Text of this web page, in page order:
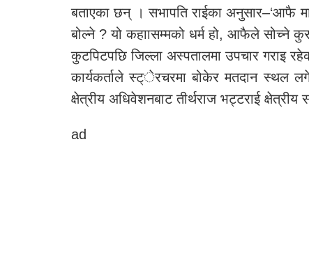
बताएका छन् । सभापति राईका अनुसार–‘आफै
बोल्ने ? यो कहाासम्मको धर्म हो, आफैले सोच्ने
कुटपिटपछि जिल्ला अस्पतालमा उपचार गराइ
कार्यकर्ताले स्ट्ेरचरमा बोकेर मतदान स्थल
क्षेत्रीय अधिवेशनबाट तीर्थराज भट्टराई क्षेत्रीय
ad